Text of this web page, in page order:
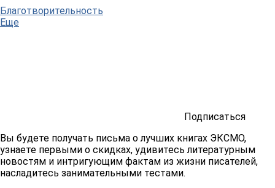
Благотворительность
Еще
Подписаться
Вы будете получать письма о лучших книгах ЭКСМО,
узнаете первыми о скидках, удивитесь литературным
новостям и интригующим фактам из жизни писателей,
насладитесь занимательными тестами.